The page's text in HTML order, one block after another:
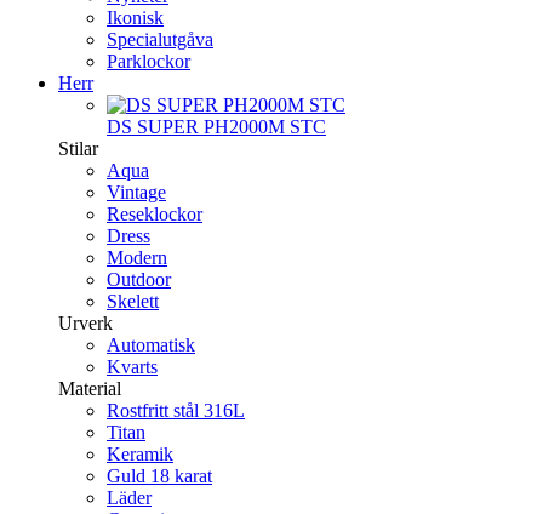
Ikonisk
Specialutgåva
Parklockor
Herr
DS SUPER PH2000M STC
Stilar
Aqua
Vintage
Reseklockor
Dress
Modern
Outdoor
Skelett
Urverk
Automatisk
Kvarts
Material
Rostfritt stål 316L
Titan
Keramik
Guld 18 karat
Läder